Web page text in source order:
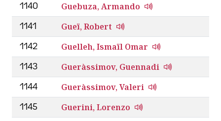
1140 Guebuza, Armando
1141 Gueï, Robert
1142 Guelleh, Ismaïl Omar
1143 Gueràssimov, Guennadi
1144 Gueràssimov, Valeri
1145 Guerini, Lorenzo